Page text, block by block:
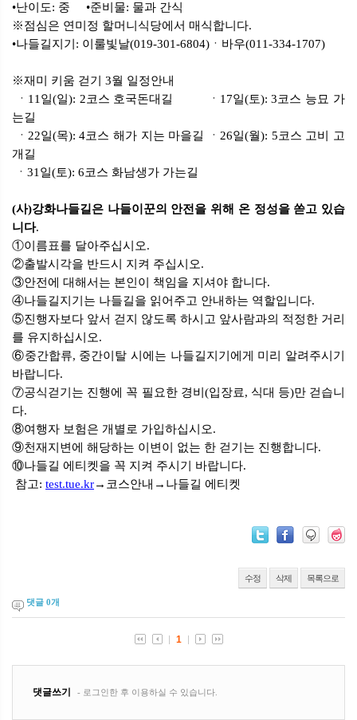
•난이도: 중 •준비물: 물과 간식
※점심은 연미정 할머니식당에서 매식합니다.
•나들길지기: 이룰빛날(019-301-6804)ㆍ바우(011-334-1707)
※재미 키움 걷기 3월 일정안내
ㆍ11일(일): 2코스 호국돈대길 ㆍ17일(토): 3코스 능묘 가
는길
ㆍ22일(목): 4코스 해가 지는 마을길 ㆍ26일(월): 5코스 고비 고
개길
ㆍ31일(토): 6코스 화남생가 가는길
(사)강화나들길은 나들이꾼의 안전을 위해 온 정성을 쏟고 있습
니다.
①이름표를 달아주십시오.
②출발시각을 반드시 지켜 주십시오.
③안전에 대해서는 본인이 책임을 지셔야 합니다.
④나들길지기는 나들길을 읽어주고 안내하는 역할입니다.
⑤진행자보다 앞서 걷지 않도록 하시고 앞사람과의 적정한 거리
를 유지하십시오.
⑥중간합류, 중간이탈 시에는 나들길지기에게 미리 알려주시기
바랍니다.
⑦공식걷기는 진행에 꼭 필요한 경비(입장료, 식대 등)만 걷습니
다.
⑧여행자 보험은 개별로 가입하십시오.
⑨천재지변에 해당하는 이변이 없는 한 걷기는 진행합니다.
⑩나들길 에티켓을 꼭 지켜 주시기 바랍니다.
참고: test.tue.kr→코스안내→나들길 에티켓
수정 삭제 목록으로
댓글 0개